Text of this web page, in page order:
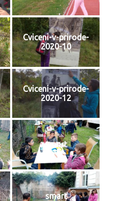
Cviceni-v-prirode-
2020-10
Cviceni-v-prirode-
2020-12
smart
smart